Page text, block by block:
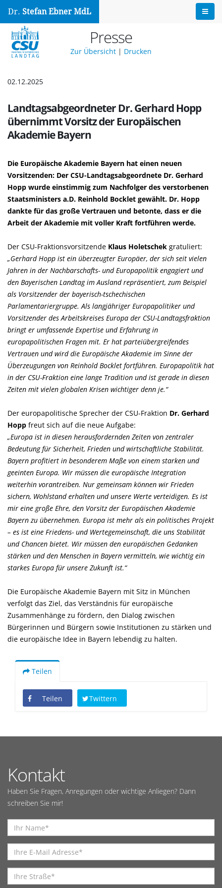
Dr. Stefan Ebner MdL
Presse
Zur Übersicht | Drucken
02.12.2025
Landtagsabgeordneter Dr. Gerhard Hopp
übernimmt Vorsitz der Europäischen
Akademie Bayern
Die Europäische Akademie Bayern hat einen neuen
Vorsitzenden: Der CSU-Landtagsabgeordnete Dr. Gerhard
Hopp wurde einstimmig zum Nachfolger des verstorbenen
Staatsministers a.D. Reinhold Bocklet gewählt. Dr. Hopp
dankte für das große Vertrauen und betonte, dass er die
Arbeit der Akademie mit voller Kraft fortführen werde.
Der CSU-Fraktionsvorsitzende Klaus Holetschek gratuliert:
Gerhard Hopp ist ein überzeugter Europäer, der sich seit vielen
Jahren in der Nachbarschafts- und Europapolitik engagiert und
den Bayerischen Landtag im Ausland repräsentiert, zum Beispiel
als Vorsitzender der bayerisch-tschechischen
Parlamentariergruppe. Als langjähriger Europapolitiker und
Vorsitzender des Arbeitskreises Europa der CSU-Landtagsfraktion
bringt er umfassende Expertise und Erfahrung in
europapolitischen Fragen mit. Er hat parteiübergreifendes
Vertrauen und wird die Europäische Akademie im Sinne der
Überzeugungen von Reinhold Bocklet fortführen. Europapolitik hat
in der CSU-Fraktion eine lange Tradition und ist gerade in diesen
Zeiten mit vielen globalen Krisen wichtiger denn je.“
Der europapolitische Sprecher der CSU-Fraktion Dr. Gerhard
Hopp freut sich auf die neue Aufgabe:
Europa ist in diesen herausfordernden Zeiten von zentraler
Bedeutung für Sicherheit, Frieden und wirtschaftliche Stabilität.
Bayern profitiert in besonderem Maße von einem starken und
geeinten Europa. Wir müssen die europäische Integration
weiterhin vorantreiben. Nur gemeinsam können wir Frieden
sichern, Wohlstand erhalten und unsere Werte verteidigen. Es ist
mir eine große Ehre, den Vorsitz der Europäischen Akademie
Bayern zu übernehmen. Europa ist mehr als ein politisches Projekt
– es ist eine Friedens- und Wertegemeinschaft, die uns Stabilität
und Chancen bietet. Wir müssen den europäischen Gedanken
stärken und den Menschen in Bayern vermitteln, wie wichtig ein
starkes Europa für unsere Zukunft ist.“
Die Europäische Akademie Bayern mit Sitz in München
verfolgt das Ziel, das Verständnis für europäische
Zusammenhänge zu fördern, den Dialog zwischen
Bürgerinnen und Bürgern sowie Institutionen zu stärken und
die europäische Idee in Bayern lebendig zu halten.
Teilen
Teilen Twittern
Kontakt
Haben Sie Fragen, Anregungen oder wichtige Anliegen? Dann
schreiben Sie mir!